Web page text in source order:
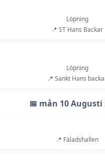
Löpning
📍 ST Hans Backar
Löpning
📍 Sankt Hans
📅 mån 10 Augusti
📍 Fäladshallen